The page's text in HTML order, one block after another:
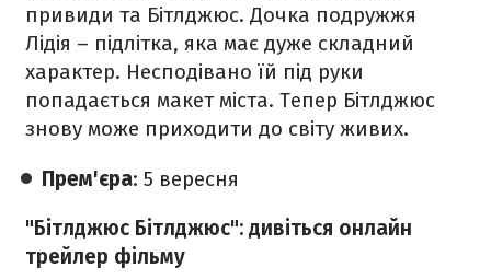
привиди та Бітлджюс. Дочка подружжя
Лідія – підлітка, яка має дуже складний
характер. Несподівано їй під руки
попадається макет міста. Тепер Бітлджюс
знову може приходити до світу живих.
Прем'єра: 5 вересня
"Бітлджюс Бітлджюс": дивіться онлайн
трейлер фільму